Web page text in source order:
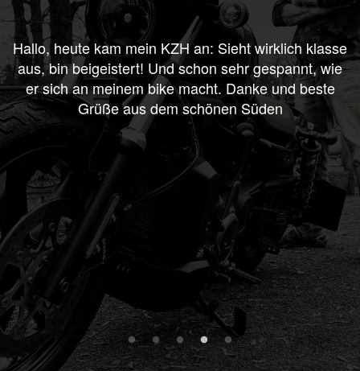
Hallo, heute kam mein KZH an: Sieht wirklich klasse
aus, bin beigeistert! Und schon sehr gespannt, wie
er sich an meinem bike macht. Danke und beste
Grüße aus dem schönen Süden